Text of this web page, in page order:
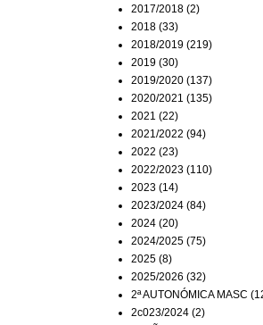
2017/2018 (2)
2018 (33)
2018/2019 (219)
2019 (30)
2019/2020 (137)
2020/2021 (135)
2021 (22)
2021/2022 (94)
2022 (23)
2022/2023 (110)
2023 (14)
2023/2024 (84)
2024 (20)
2024/2025 (75)
2025 (8)
2025/2026 (32)
2ª AUTONÓMICA MASC
2c023/2024 (2)